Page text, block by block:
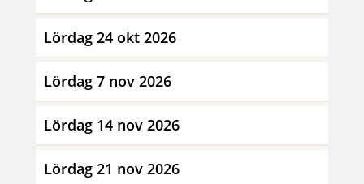
Lördag 24 okt 2026
Lördag 7 nov 2026
Lördag 14 nov 2026
Lördag 21 nov 2026